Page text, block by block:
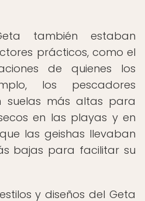
también estaban
prácticos, como el
de quienes los
los pescadores
suelas más altas para
en las playas y en
las geishas llevaban
bajas para facilitar su
y diseños del Geta